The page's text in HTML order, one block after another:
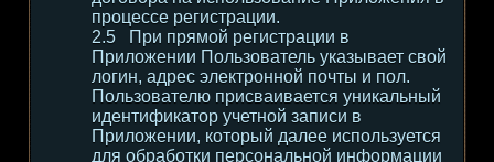
процессе регистрации.
При прямой регистрации в
Приложении Пользователь указывает свой
логин, адрес электронной почты и пол.
Пользователю присваивается уникальный
идентификатор учетной записи в
Приложении, который далее используется
для обработки персональной информации